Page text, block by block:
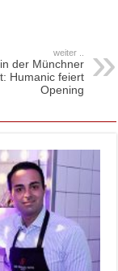
weiter ..
der Münchner
Humanic feiert
Opening